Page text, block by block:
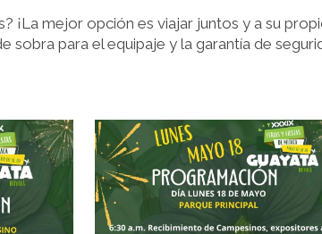
¡La mejor opción es viajar juntos y a su
sobra para el equipaje y la garantía de